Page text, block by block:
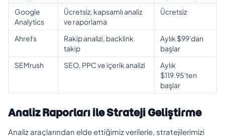
Google
Analytics
Ücretsiz, kapsamlı analiz
ve raporlama
Ücretsiz
Ahrefs
Rakip analizi, backlink
takip
Aylık $99'dan
başlar
SEMrush
SEO, PPC ve içerik analizi
Aylık
$119.95'ten
başlar
Analiz Raporları ile Strateji Geliştirme
Analiz araçlarından elde ettiğimiz verilerle, stratejilerimizi